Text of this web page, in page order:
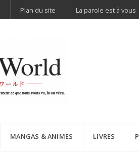
Plan du site La parole est à vous
MANGAS & ANIMES LIVRES